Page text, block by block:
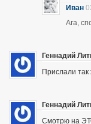
Иван
Ага,
Геннадий
Прислали
Геннадий
Смотрю на